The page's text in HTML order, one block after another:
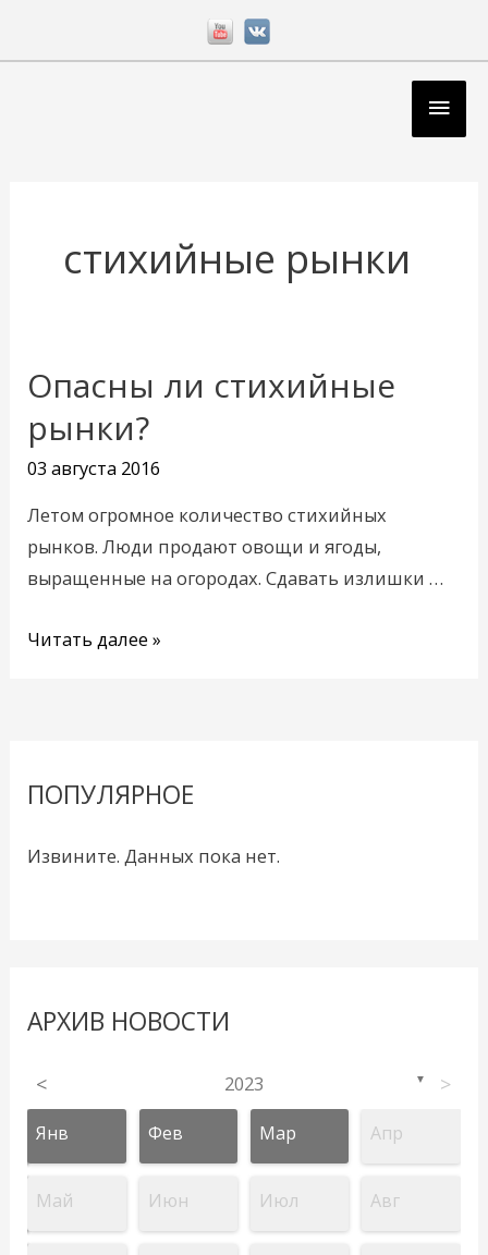
стихийные рынки
Опасны ли стихийные
рынки?
03 августа 2016
Летом огромное количество стихийных
рынков. Люди продают овощи и ягоды,
выращенные на огородах. Сдавать излишки …
Опасны
стихийные
рынки?
Читать далее »
ПОПУЛЯРНОЕ
Извините. Данных пока нет.
АРХИВ НОВОСТИ
< 2023 ▼ >
Янв Фев Мар Апр
Май Июн Июл Авг